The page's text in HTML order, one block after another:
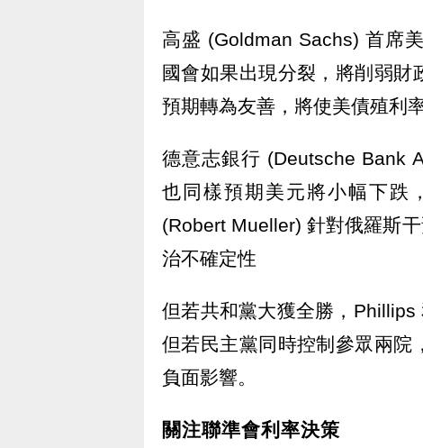
高盛 (Goldman Sachs) 首席
國會如果出現分裂，將削弱財
預期轉為友善，將使美債殖利
德意志銀行 (Deutsche Bank
也同樣預期美元將小幅下跌
(Robert Mueller) 針對俄羅斯
治不確定性
但若共和黨大獲全勝，Phillips
但若民主黨同時控制參眾兩院
負面影響。
關注聯準會利率決策